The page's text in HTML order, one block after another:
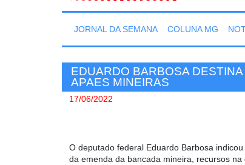
JORNAL DA SEMANA COLUNA MG
EDUARDO BARBOSA
APAES MINEIRAS
17/06/2022
O deputado federal Eduardo Barbosa
da emenda da bancada mineira, recursos